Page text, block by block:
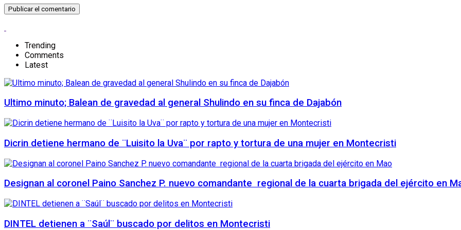
Trending
Comments
Latest
Ultimo minuto; Balean de gravedad al general Shulindo en su finca de Dajabón
Dicrin detiene hermano de ¨Luisito la Uva¨ por rapto y tortura de una mujer en Montecristi
Designan al coronel Paino Sanchez P. nuevo comandante regional de la cuarta brigada del ejército en
DINTEL detienen a ¨Saúl¨ buscado por delitos en Montecristi